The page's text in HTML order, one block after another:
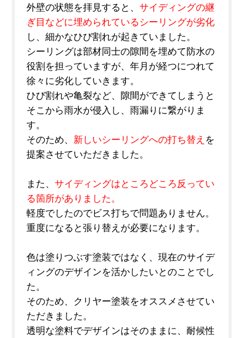
外壁の状態を拝見すると、 サイディングの継
ぎ目などに埋められているシーリングが劣化
し、細かなひび割れが起きていました。
シーリングは部材同士の隙間を埋めて防水の
役割を担っていますが、年月が経つにつれて
徐々に劣化していきます。
ひび割れや亀裂など、隙間ができてしまうと
そこから雨水が侵入し、雨漏りに繋がりま
す。
そのため、 新しいシーリングへの打ち替え を
提案させていただきました。
また、 サイディングはところどころ反ってい
る箇所がありました。
軽度でしたのでビス打ちで問題ありません。
重度になると張り替えが必要になります。
色は塗りつぶす塗装ではなく、現在のサイデ
ィングのデザインを活かしたいとのことでし
た。
そのため、クリヤー塗装をオススメさせてい
ただきました。
透明な塗料でデザインはそのままに、耐候性